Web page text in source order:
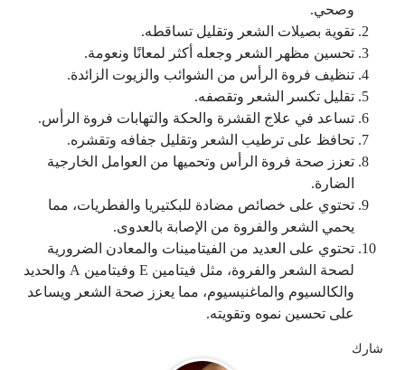
وصحي.
تقوية بصيلات الشعر وتقليل تساقطه.
تحسين مظهر الشعر وجعله أكثر لمعانًا ونعومة.
تنظيف فروة الرأس من الشوائب والزيوت الزائدة.
تقليل تكسر الشعر وتقصفه.
تساعد في علاج القشرة والحكة والتهابات فروة الرأس.
تحافظ على ترطيب الشعر وتقليل جفافه وتقشره.
تعزز صحة فروة الرأس وتحميها من العوامل الخارجية
الضارة.
تحتوي على خصائص مضادة للبكتيريا والفطريات، مما
يحمي الشعر والفروة من الإصابة بالعدوى.
تحتوي على العديد من الفيتامينات والمعادن الضرورية
لصحة الشعر والفروة، مثل فيتامين E وفيتامين A والحديد
والكالسيوم والماغنيسيوم، مما يعزز صحة الشعر ويساعد
على تحسين نموه وتقويته.
شارك